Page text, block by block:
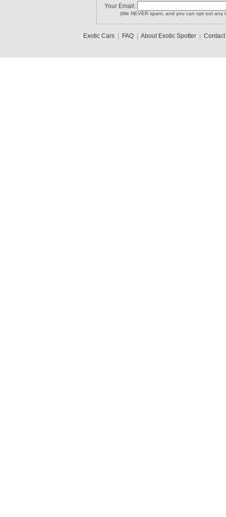
Your Email:
(We NEVER spam, and you can opt out any
Exotic Cars| FAQ| About Exotic Spotter| Contact